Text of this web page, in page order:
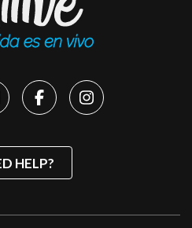
HELP?